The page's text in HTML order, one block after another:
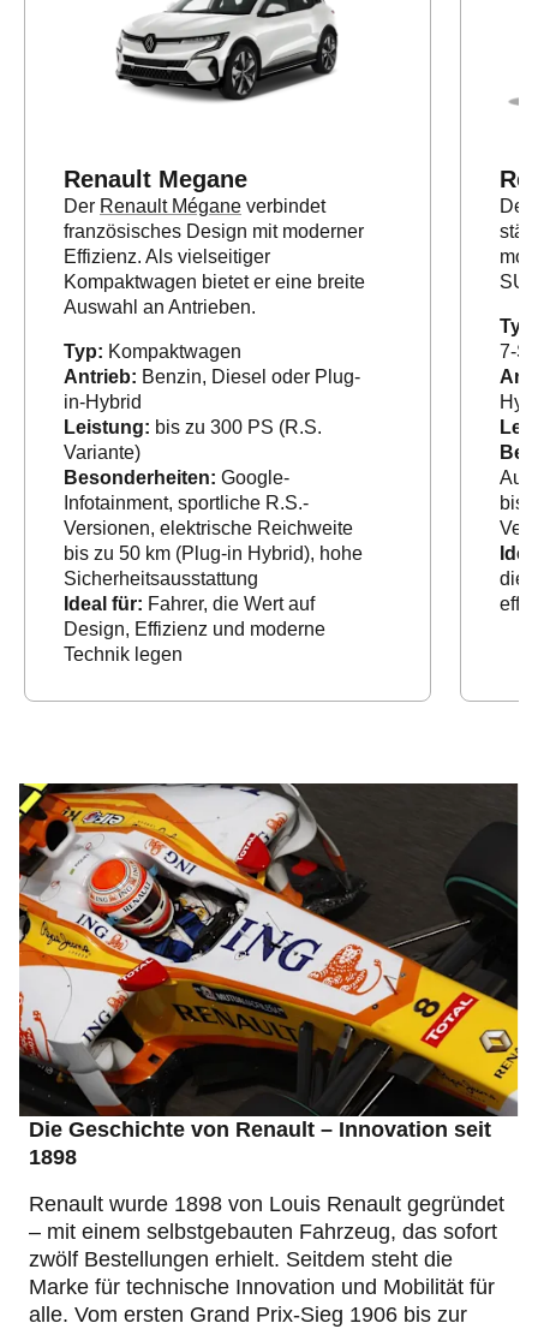
Renault Megane
Der Renault Mégane verbindet
französisches Design mit moderner
Effizienz. Als vielseitiger
Kompaktwagen bietet er eine breite
Auswahl an Antrieben.
Typ: Kompaktwagen
Antrieb: Benzin, Diesel oder Plug-
in-Hybrid
Leistung: bis zu 300 PS (R.S.
Variante)
Besonderheiten: Google-
Infotainment, sportliche R.S.-
Versionen, elektrische Reichweite
bis zu 50 km (Plug-in Hybrid), hohe
Sicherheitsausstattung
Ideal für: Fahrer, die Wert auf
Design, Effizienz und moderne
Technik legen
Der
Typ:
7-
bis
die
Die Geschichte von Renault – Innovation seit
1898
Renault wurde 1898 von Louis Renault gegründet
– mit einem selbstgebauten Fahrzeug, das sofort
zwölf Bestellungen erhielt. Seitdem steht die
Marke für technische Innovation und Mobilität für
alle. Vom ersten Grand Prix-Sieg 1906 bis zur